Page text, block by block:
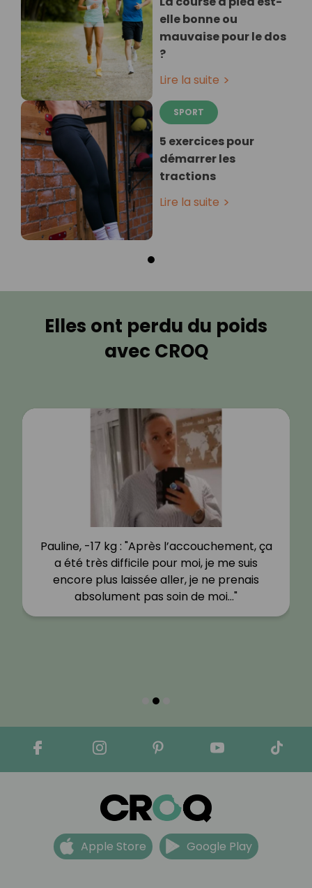
elle bonne ou
mauvaise pour le dos
?
Lire la suite
SPORT
5 exercices pour
démarrer les
tractions
Lire la suite
Elles ont perdu du poids
avec CROQ
Pauline, -17 kg : "Après l’accouchement, ça
a été très difficile pour moi, je me suis
encore plus laissée aller, je ne prenais
absolument pas soin de moi…"
Apple Store Google Play